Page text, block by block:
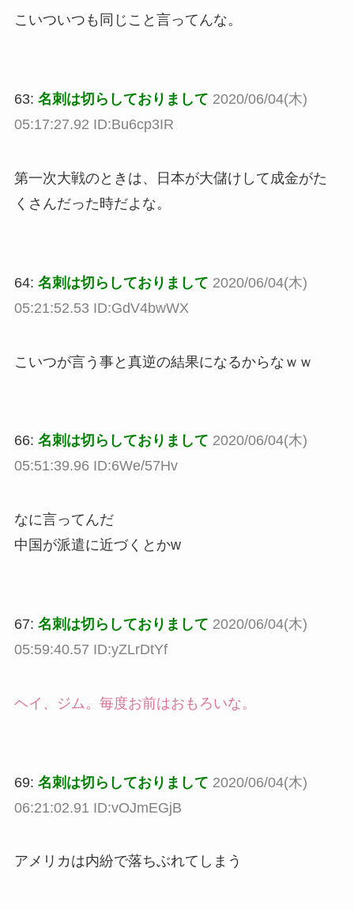
こいついつも同じこと言ってんな。
63: 名刺は切らしておりまして 2020/06/04(木)
05:17:27.92 ID:Bu6cp3IR
第一次大戦のときは、日本が大儲けして成金がた
くさんだった時だよな。
64: 名刺は切らしておりまして 2020/06/04(木)
05:21:52.53 ID:GdV4bwWX
こいつが言う事と真逆の結果になるからなｗｗ
66: 名刺は切らしておりまして 2020/06/04(木)
05:51:39.96 ID:6We/57Hv
なに言ってんだ
中国が派遣に近づくとかw
67: 名刺は切らしておりまして 2020/06/04(木)
05:59:40.57 ID:yZLrDtYf
ヘイ、ジム。毎度お前はおもろいな。
69: 名刺は切らしておりまして 2020/06/04(木)
06:21:02.91 ID:vOJmEGjB
アメリカは内紛で落ちぶれてしまう